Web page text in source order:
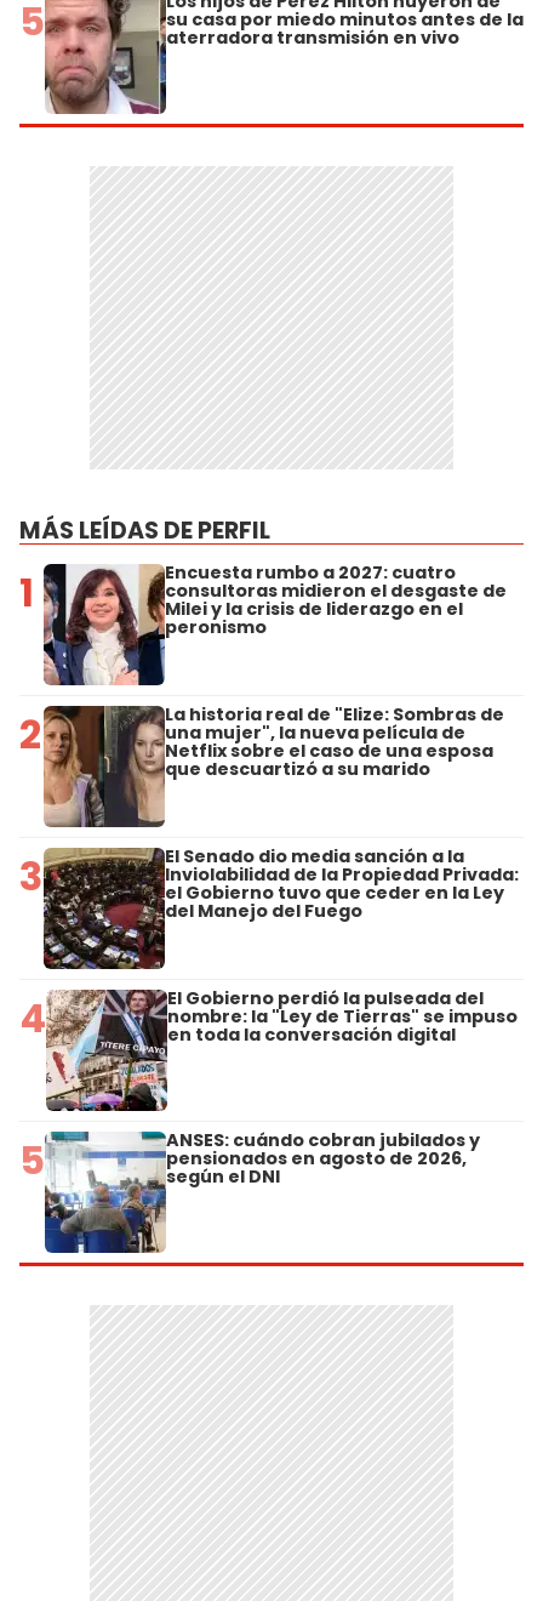
5 su casa por miedo minutos antes de la
aterradora transmisión en vivo
MÁS LEÍDAS DE PERFIL
1 Encuesta rumbo a 2027: cuatro
consultoras midieron el desgaste de
Milei y la crisis de liderazgo en el
peronismo
2 La historia real de "Elize: Sombras de
una mujer", la nueva película de
Netflix sobre el caso de una esposa
que descuartizó a su marido
3 El Senado dio media sanción a la
Inviolabilidad de la Propiedad Privada:
el Gobierno tuvo que ceder en la Ley
del Manejo del Fuego
4 El Gobierno perdió la pulseada del
nombre: la "Ley de Tierras" se impuso
en toda la conversación digital
5 ANSES: cuándo cobran jubilados y
pensionados en agosto de 2026,
según el DNI